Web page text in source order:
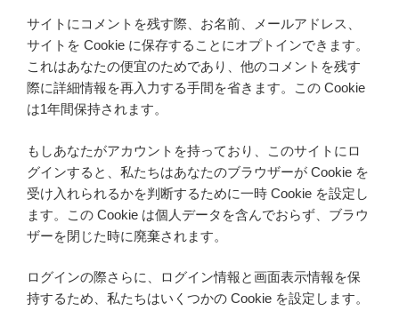
サイトにコメントを残す際、お名前、メールアドレス、
サイトを Cookie に保存することにオプトインできます。
これはあなたの便宜のためであり、他のコメントを残す
際に詳細情報を再入力する手間を省きます。この Cookie
は1年間保持されます。
もしあなたがアカウントを持っており、このサイトにロ
グインすると、私たちはあなたのブラウザーが Cookie を
受け入れられるかを判断するために一時 Cookie を設定し
ます。この Cookie は個人データを含んでおらず、ブラウ
ザーを閉じた時に廃棄されます。
ログインの際さらに、ログイン情報と画面表示情報を保
持するため、私たちはいくつかの Cookie を設定します。